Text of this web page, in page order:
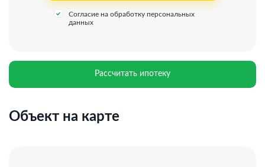
Согласие на обработку персональных
данных
Рассчитать ипотеку
Объект на карте